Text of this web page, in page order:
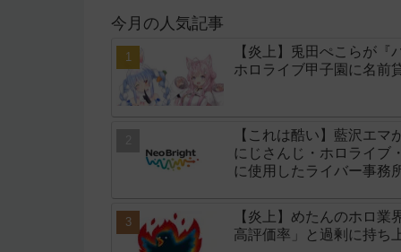
今月の人気記事
【炎上】兎田ぺこらが
ホロライブ甲子園に名前
【これは酷い】藍沢エ
にじさんじ・ホロライブ
に使用したライバー事務
【炎上】めたんのホロ
高評価率」と過剰に持ち